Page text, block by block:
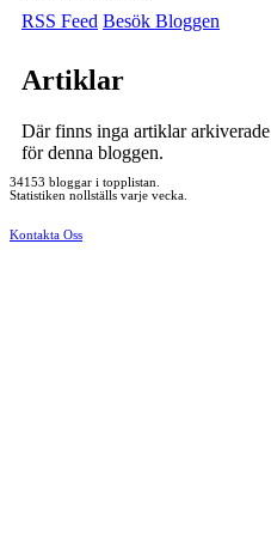
RSS Feed Besök Bloggen
Artiklar
Där finns inga artiklar arkiverade
för denna bloggen.
34153 bloggar i topplistan.
Statistiken nollställs varje vecka.
Kontakta Oss